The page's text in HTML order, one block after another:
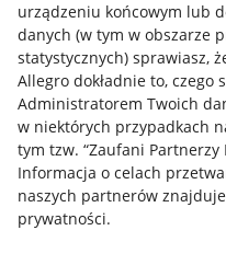
urządzeniu końcowym lub
danych (w tym w obszarze
statystycznych) sprawiasz,
Allegro dokładnie to, czego
Administratorem Twoich
w niektórych przypadkach
tym tzw. “Zaufani Partnerzy
Informacja o celach
naszych partnerów
prywatności.
Nawigacja
Przydatne informacje
Jak to działa